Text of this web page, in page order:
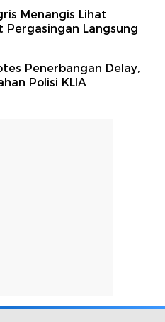
Menangis Lihat
Pergasingan Langsung
Penerbangan Delay,
Polisi KLIA